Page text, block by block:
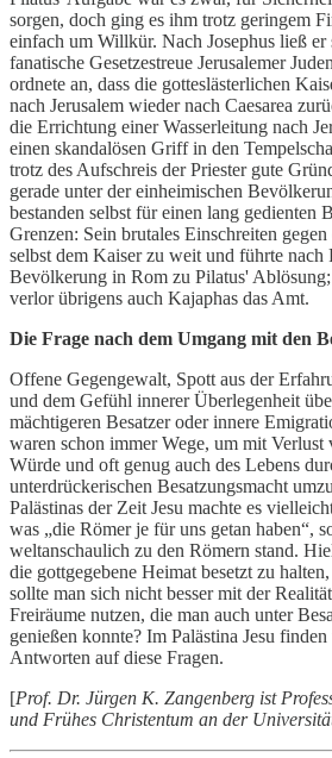
sorgen, doch ging es ihm trotz geringem
einfach um Willkür. Nach Josephus ließ
fanatische Gesetzestreue Jerusalemer
ordnete an, dass die gotteslästerlichen
nach Jerusalem wieder nach Caesarea
die Errichtung einer Wasserleitung nach
einen skandalösen Griff in den
trotz des Aufschreis der Priester gute
gerade unter der einheimischen
bestanden selbst für einen lang gedienten
Grenzen: Sein brutales Einschreiten
selbst dem Kaiser zu weit und führte nach
Bevölkerung in Rom zu Pilatus'
verlor übrigens auch Kajaphas das Amt.
Die Frage nach dem Umgang mit den
Offene Gegengewalt, Spott aus der
und dem Gefühl innerer Überlegenheit
mächtigeren Besatzer oder innere
waren schon immer Wege, um mit Verlust
Würde und oft genug auch des Lebens
unterdrückerischen Besatzungsmacht
Palästinas der Zeit Jesu machte es
was „die Römer je für uns getan haben“,
weltanschaulich zu den Römern stand.
die gottgegebene Heimat besetzt zu
sollte man sich nicht besser mit der
Freiräume nutzen, die man auch unter
genießen konnte? Im Palästina Jesu
Antworten auf diese Fragen.
[Prof. Dr. Jürgen K. Zangenberg ist
und Frühes Christentum an der